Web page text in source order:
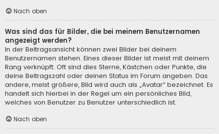
Nach oben
Was sind das für Bilder, die bei meinem Benutzernamen
angezeigt werden?
In der Beitragsansicht können zwei Bilder bei deinem
Benutzernamen stehen. Eines dieser Bilder ist meist mit deinem
Rang verknüpft: Oft sind dies Sterne, Kästchen oder Punkte, die
deine Beitragszahl oder deinen Status im Forum angeben. Das
andere, meist größere, Bild wird auch als „Avatar“ bezeichnet. Es
handelt sich hierbei in der Regel um ein persönliches Bild,
welches von Benutzer zu Benutzer unterschiedlich ist.
Nach oben